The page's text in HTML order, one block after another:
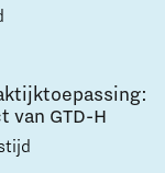
van GTD-H